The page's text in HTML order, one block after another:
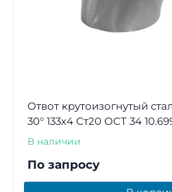
Отвот крутоизогнутый
30° 133х4 Ст20 ОСТ 34
В наличии
По запросу